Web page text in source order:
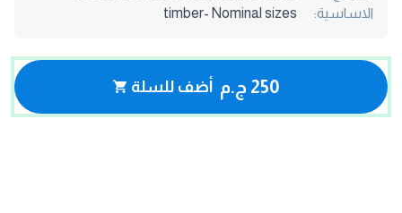
الاساسية:
timber- Nominal sizes
250 ج.م أضف للسلة